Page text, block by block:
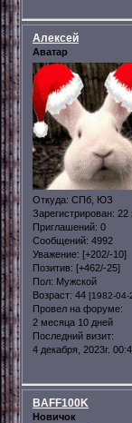
Алексей
Аватар
Откуда: СПб, ЮЗ
Зарегистрирован: 22
Приглашений: 0
Сообщений: 4992
Уважение: [+202/-10]
Позитив: [+462/-25]
Пол: Мужской
Возраст: 44 [1982-04-
Провел на форуме:
2 месяца 10 дней
Последний визит:
4 декабря, 2023г.
BAFF100K
Новичок